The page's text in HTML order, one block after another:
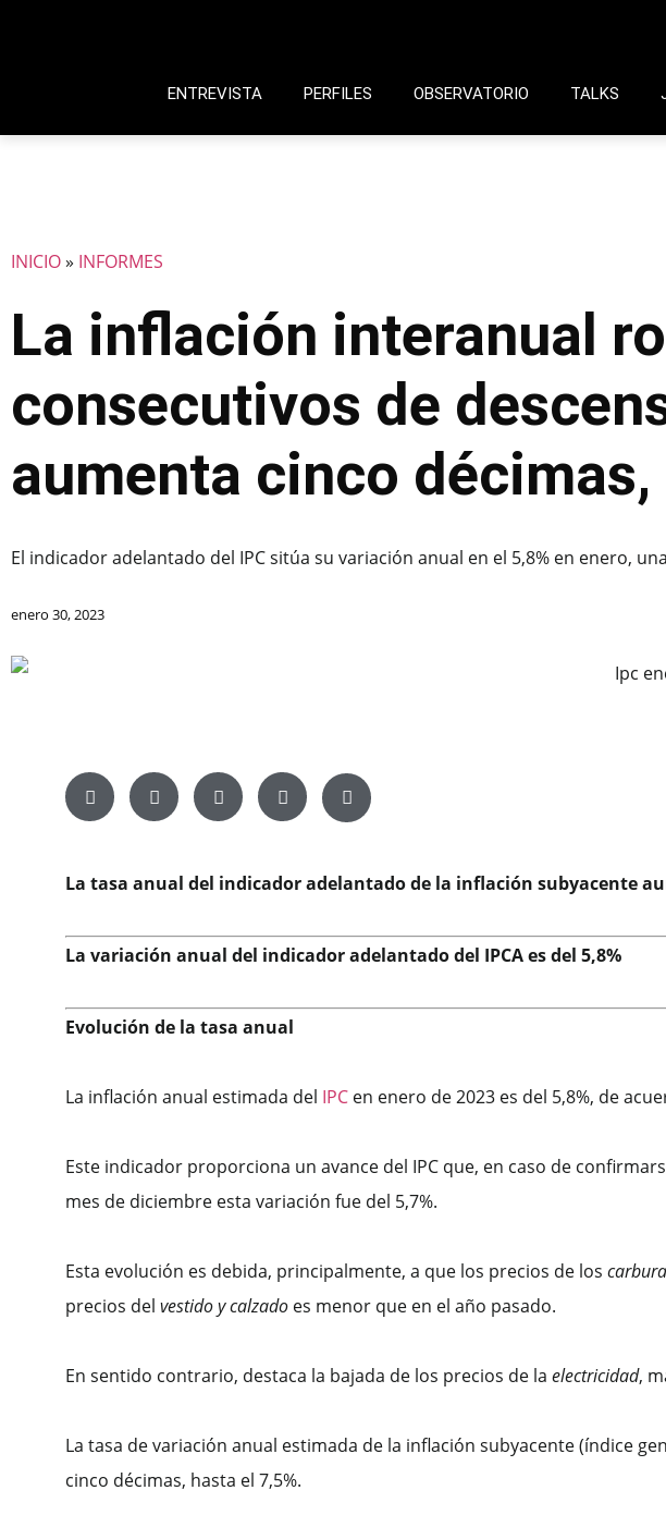
ENTREVISTA PERFILES OBSERVATORIO TALKS
INICIO» INFORMES
La inflación interanual
consecutivos de
aumenta cinco décimas,
El indicador adelantado del IPC sitúa su variación anual en el 5,8% en enero,
enero 30, 2023
La tasa anual del indicador adelantado de la inflación subyacente
La variación anual del indicador adelantado del IPCA es del 5,8%
Evolución de la tasa anual
La inflación anual estimada del IPC en enero de 2023 es del 5,8%, de
Este indicador proporciona un avance del IPC que, en caso de
mes de diciembre esta variación fue del 5,7%.
Esta evolución es debida, principalmente, a que los precios de los
precios del vestido y calzado es menor que en el año pasado.
En sentido contrario, destaca la bajada de los precios de la electricidad,
La tasa de variación anual estimada de la inflación subyacente (índice
cinco décimas, hasta el 7,5%.